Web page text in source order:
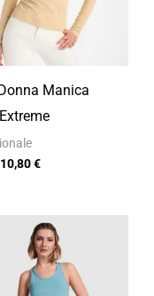
Manica
10,80€
Fascia
di
prezzo:
da
5,82 €